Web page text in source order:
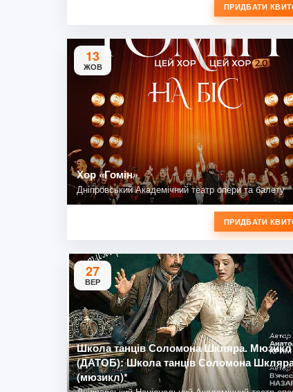
ПРИДБАТИ
13
ЖОВ
Хор «Гомін»
Дніпровський Академічний театр опери та балету
ПРИДБАТИ
27
ВЕР
Школа танців Соломона Шкляра. Мюзикл
(ДАТОБ): Школа танців Соломона
(мюзикл)*